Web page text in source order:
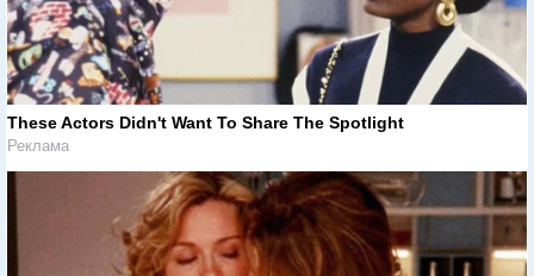
These Actors Didn't Want To Share The Spotlight
Реклама